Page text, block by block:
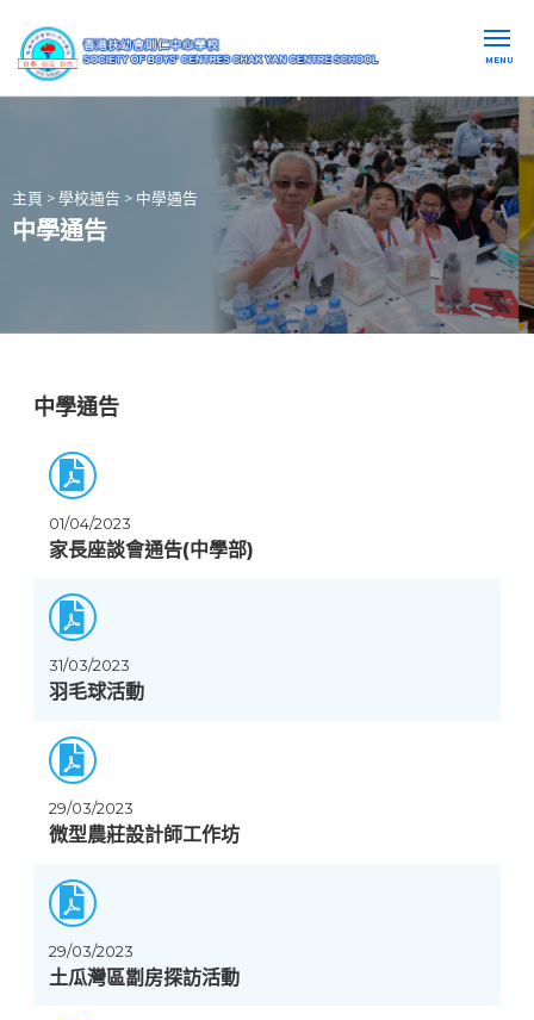
MENU
主頁 > 學校通告 > 中學通告
中學通告
中學通告
01/04/2023
家長座談會通告(中學部)
31/03/2023
羽毛球活動
29/03/2023
微型農莊設計師工作坊
29/03/2023
土瓜灣區劏房探訪活動